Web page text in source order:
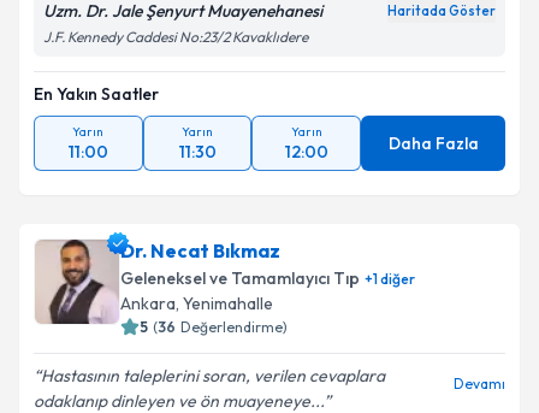
Uzm. Dr. Jale Şenyurt Muayenehanesi Haritada Göster
J.F. Kennedy Caddesi No:23/2 Kavaklıdere
En Yakın Saatler
Yarın
11:00
Yarın
11:30
Yarın
12:00 Daha Fazla
Dr. Necat Bıkmaz
Geleneksel ve Tamamlayıcı Tıp +1diğer
Ankara, Yenimahalle
5 (36 Değerlendirme)
Hastasının taleplerini soran, verilen cevaplara
odaklanıp dinleyen ve ön muayeneye...
Devamı